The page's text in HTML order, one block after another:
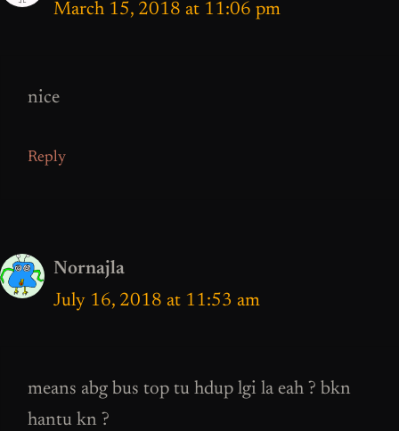
March 15, 2018 at 11:06 pm
nice
Reply
Nornajla
July 16, 2018 at 11:53 am
means abg bus top tu hdup lgi la eah ? bkn
hantu kn ?